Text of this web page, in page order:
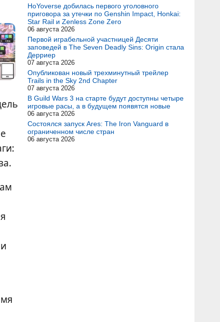
HoYoverse добилась первого уголовного
приговора за утечки по Genshin Impact, Honkai:
Star Rail и Zenless Zone Zero
06 августа 2026
Первой играбельной участницей Десяти
заповедей в The Seven Deadly Sins: Origin стала
Дерриер
07 августа 2026
Опубликован новый трехминутный трейлер
Trails in the Sky 2nd Chapter
07 августа 2026
В Guild Wars 3 на старте будут доступны четыре
игровые расы, а в будущем появятся новые
06 августа 2026
Состоялся запуск Ares: The Iron Vanguard в
ограниченном числе стран
06 августа 2026